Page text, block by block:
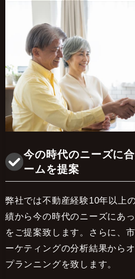
今の時代のニーズに
ームを提案
弊社では不動産経験10年以上
績から今の時代のニーズにあ
をご提案致します。さらに、
ーケティングの分析結果から
プランニングを致します。